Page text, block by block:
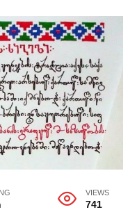
VIEWS
741